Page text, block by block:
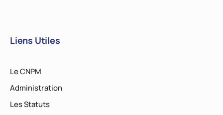
Liens Utiles
Le CNPM
Administration
Les Statuts